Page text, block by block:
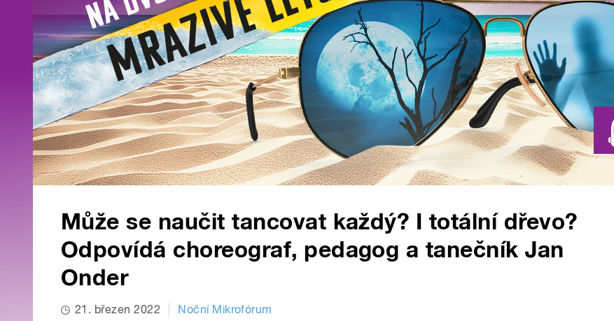
Může se naučit tancovat každý? I totální dřevo?
Odpovídá choreograf, pedagog a tanečník Jan
Onder
21. březen 2022 Noční Mikrofórum